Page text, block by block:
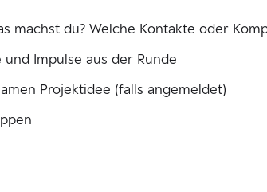
machst du? Welche Kontakte oder
Impulse aus der Runde
Projektidee (falls angemeldet)